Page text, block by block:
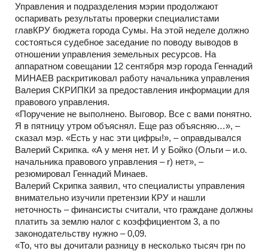
Управления и подразделения мэрии продолжают
оспаривать результаты проверки специалистами
главКРУ бюджета города Сумы. На этой неделе должно
состояться судебное заседание по поводу выводов в
отношении управления земельных ресурсов. На
аппаратном совещании 12 сентября мэр города Геннадий
МИНАЕВ раскритиковал работу начальника управления
Валерия СКРИПКИ за предоставления информации для
правового управления.
«Поручение не выполнено. Выговор. Все с вами понятно.
Я в пятницу утром объяснял. Еще раз объясняю…», –
сказал мэр. «Есть у нас эти цифры!», – оправдывался
Валерий Скрипка. «А у меня нет. И у Бойко (Ольги – и.о.
начальника правового управления – r) нет», –
резюмировал Геннадий Минаев.
Валерий Скрипка заявил, что специалисты управления
внимательно изучили претензии КРУ и нашли
неточность – финансисты считали, что граждане должны
платить за землю налог с коэффициентом 3, а по
законодательству нужно – 0,09.
«То, что вы дочитали разницу в несколько тысяч грн по